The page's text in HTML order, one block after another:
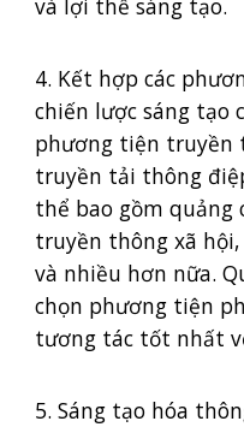
và lợi thế sáng tạo.
4. Kết hợp các
chiến lược sáng tạo
phương tiện truyền
truyền tải thông
thể bao gồm quảng
truyền thông xã
và nhiều hơn nữa.
chọn phương tiện
tương tác tốt nhất
5. Sáng tạo hóa